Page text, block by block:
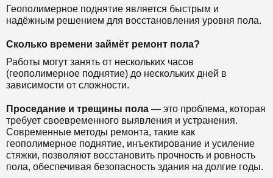
Геополимерное поднятие является быстрым и
надёжным решением для восстановления уровня пола.
Сколько времени займёт ремонт пола?
Работы могут занять от нескольких часов
(геополимерное поднятие) до нескольких дней в
зависимости от сложности.
Проседание и трещины пола — это проблема, которая
требует своевременного выявления и устранения.
Современные методы ремонта, такие как
геополимерное поднятие, инъектирование и усиление
стяжки, позволяют восстановить прочность и ровность
пола, обеспечивая безопасность здания на долгие годы.